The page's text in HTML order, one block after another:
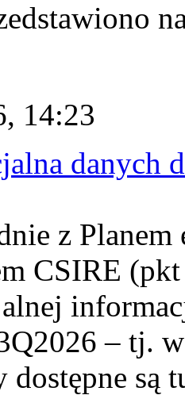
14:23
danych
z
CSIRE
– tj.
są